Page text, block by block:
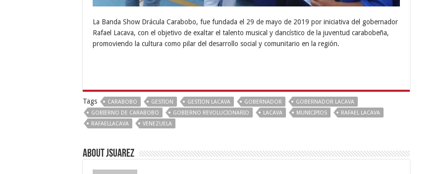
La Banda Show Drácula Carabobo, fue fundada el 29 de mayo de 2019 por iniciativa del gobernador
Rafael Lacava, con el objetivo de exaltar el talento musical y dancístico de la juventud carabobeña,
promoviendo la cultura como pilar del desarrollo social y comunitario en la región.
Tags CARABOBO GESTION GESTION LACAVA GOBERNADOR
GOBERNADOR LACAVA
GOBIERNO DE CARABOBO
GOBIERNO REVOLUCIONARIO LACAVA MUNICIPIOS
RAFAEL LACAVA
RAFAELLACAVA
VENEZUELA
About Jsuarez